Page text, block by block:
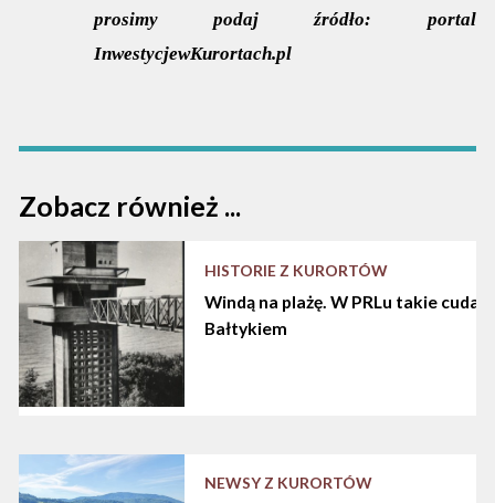
prosimy podaj źródło:
portal
InwestycjewKurortach.pl
Zobacz również ...
HISTORIE Z KURORTÓW
Windą na plażę. W PRLu takie cuda
Bałtykiem
NEWSY Z KURORTÓW